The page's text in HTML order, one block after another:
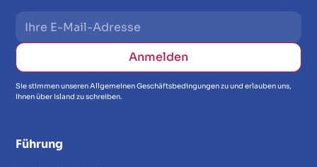
Sie stimmen unseren Allgemeinen Geschäftsbedingungen zu und erlauben uns,
Ihnen über Island zu schreiben.
Führung